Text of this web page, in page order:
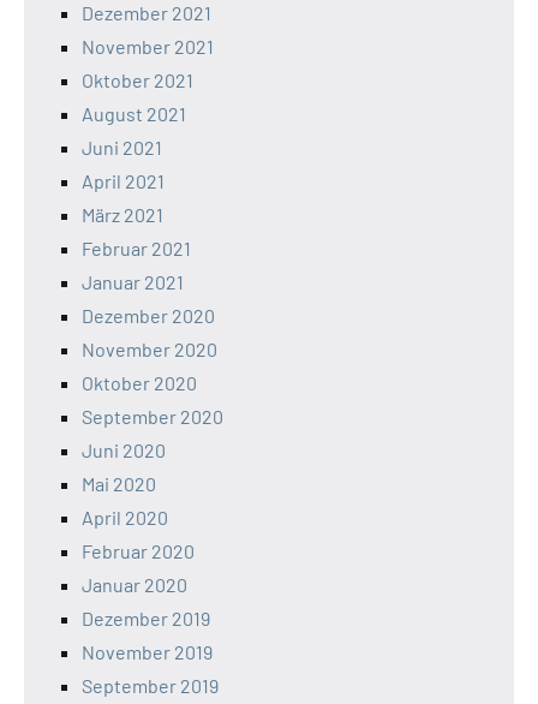
Dezember 2021
November 2021
Oktober 2021
August 2021
Juni 2021
April 2021
März 2021
Februar 2021
Januar 2021
Dezember 2020
November 2020
Oktober 2020
September 2020
Juni 2020
Mai 2020
April 2020
Februar 2020
Januar 2020
Dezember 2019
November 2019
September 2019